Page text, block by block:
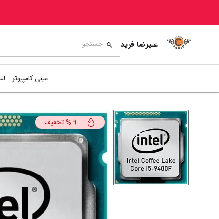
علیرضا فرید
مینی کامپیوتر
9
% تخفیف